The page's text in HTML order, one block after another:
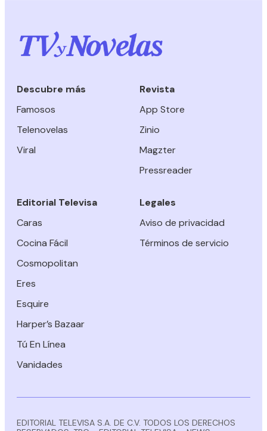
Descubre más
Famosos
Telenovelas
Viral
Revista
App Store
Zinio
Magzter
Pressreader
Editorial Televisa
Caras
Cocina Fácil
Cosmopolitan
Eres
Esquire
Harper’s Bazaar
Tú En Línea
Vanidades
Legales
Aviso de privacidad
Términos de servicio
EDITORIAL TELEVISA S.A. DE C.V. TODOS LOS DERECHOS